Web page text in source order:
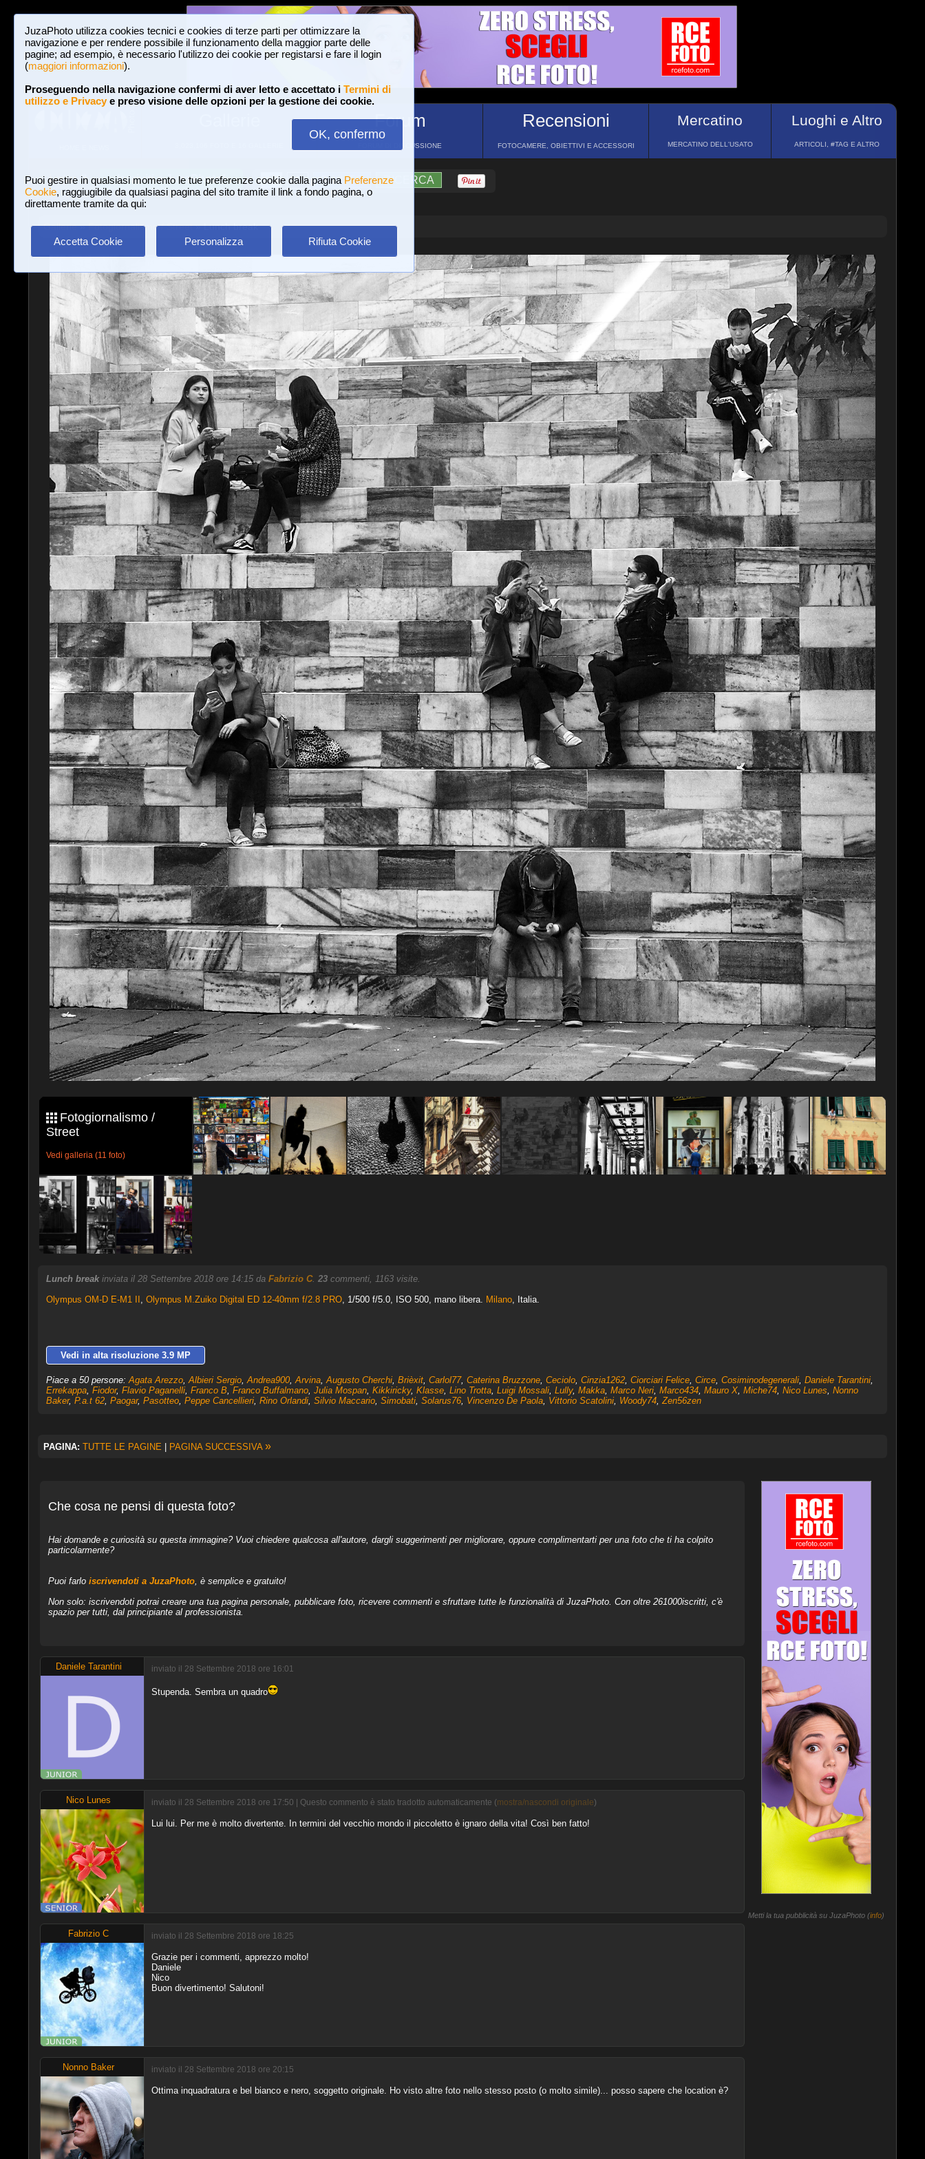
JuzaPhoto utilizza cookies tecnici e cookies di terze parti per ottimizzare la
navigazione e per rendere possibile il funzionamento della maggior parte delle
pagine; ad esempio, è necessario l'utilizzo dei cookie per registarsi e fare il login
(maggiori informazioni).
Proseguendo nella navigazione confermi di aver letto e accettato i Termini di
utilizzo e Privacye preso visione delle opzioni per la gestione dei cookie.
OK, confermo
Puoi gestire in qualsiasi momento le tue preferenze cookie dalla pagina Preferenze
Cookie, raggiugibile da qualsiasi pagina del sito tramite il link a fondo pagina, o
direttamente tramite da qui:
Accetta Cookie Personalizza Rifiuta Cookie
Forum
FORUM DI DISCUSSIONE
Recensioni
FOTOCAMERE, OBIETTIVI E ACCESSORI
Mercatino
MERCATINO DELL'USATO
Luoghi e Altro
ARTICOLI, #TAG E ALTRO
Login Iscriviti a JuzaPhoto! A A ?AIUTO RICERCA
Gallerie»Fotogiornalismo / Street» Lunch break
Fotogiornalismo /
Street
Vedi galleria (11 foto)
Lunch break inviata il 28 Settembre 2018 ore 14:15 da Fabrizio C. 23commenti, 1163 visite.
Olympus OM-D E-M1 II , Olympus M.Zuiko Digital ED 12-40mm f/2.8 PRO, 1/500 f/5.0, ISO 500, mano libera. Milano, Italia.
Vedi in alta risoluzione 3.9 MP
Piace a 50 persone:Agata Arezzo,Albieri Sergio,Andrea900,Arvina,Augusto Cherchi, Brièxit, Carlol77, Caterina Bruzzone, Ceciolo, Cinzia1262, Ciorciari Felice, Circe, Cosiminodegenerali, Daniele Tarantini,
Errekappa, Fiodor, Flavio Paganelli, Franco B, Franco Buffalmano, Julia Mospan, Kikkiricky, Klasse, Lino Trotta, Luigi Mossali, Lully, Makka, Marco Neri, Marco434, Mauro X, Miche74, Nico Lunes, Nonno
Baker, P.a.t 62, Paogar, Pasotteo, Peppe Cancellieri, Rino Orlandi, Silvio Maccario, Simobati, Solarus76, Vincenzo De Paola, Vittorio Scatolini, Woody74,Zen56zen
PAGINA: TUTTE LE PAGINE PAGINA SUCCESSIVA »
Che cosa ne pensi di questa foto?
Hai domande e curiosità su questa immagine? Vuoi chiedere qualcosa all'autore, dargli suggerimenti per migliorare, oppure complimentarti per una foto che ti ha colpito
particolarmente?
Puoi farlo iscrivendoti a JuzaPhoto, è semplice e gratuito!
Non solo: iscrivendoti potrai creare una tua pagina personale, pubblicare foto, ricevere commenti e sfruttare tutte le funzionalità di JuzaPhoto. Con oltre 261000iscritti, c'è
spazio per tutti, dal principiante al professionista.
Daniele Tarantini inviato il 28 Settembre 2018 ore 16:01
Stupenda. Sembra un quadro
Nico Lunes inviato il 28 Settembre 2018 ore 17:50 | Questo commento è stato tradotto automaticamente (mostra/nascondi originale)
Lui lui. Per me è molto divertente. In termini del vecchio mondo il piccoletto è ignaro della vita! Così ben fatto!
Fabrizio C inviato il 28 Settembre 2018 ore 18:25
Grazie per i commenti, apprezzo molto!
Daniele
Nico
Buon divertimento! Salutoni!
Nonno Baker inviato il 28 Settembre 2018 ore 20:15
Ottima inquadratura e bel bianco e nero, soggetto originale. Ho visto altre foto nello stesso posto (o molto simile)... posso sapere che location è?
Metti la tua pubblicità su JuzaPhoto (info)